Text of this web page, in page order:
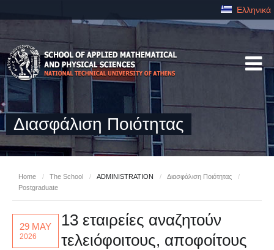
Ελληνικά
Διασφάλιση Ποιότητας
Home / The School / ADMINISTRATION / Διασφάλιση Ποιότητας
/
Postgraduate
29 MAY
2026
13 εταιρείες αναζητούν
τελειόφοιτους, αποφοίτους